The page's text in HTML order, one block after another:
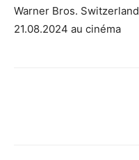
Warner Bros. Switzerland
21.08.2024 au cinéma